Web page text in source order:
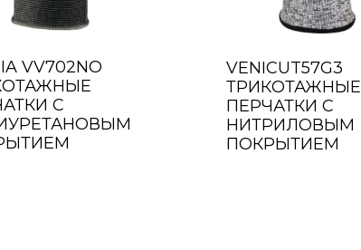
VV702NO
С
VENICUT57G3
ТРИКОТАЖНЫЕ
ПЕРЧАТКИ С
НИТРИЛОВЫМ
ПОКРЫТИЕМ